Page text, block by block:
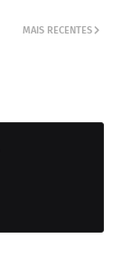
MAIS RECENTES